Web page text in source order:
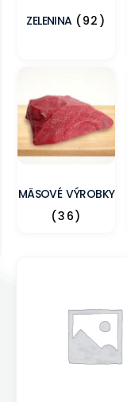
ZELENINA (92)
MÄSOVÉ VÝROBKY
(36)